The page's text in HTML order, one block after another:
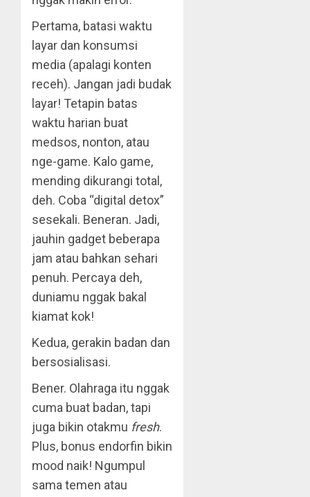
Pertama, batasi waktu
layar dan konsumsi
media (apalagi konten
receh). Jangan jadi budak
layar! Tetapin batas
waktu harian buat
medsos, nonton, atau
nge-game. Kalo game,
mending dikurangi total,
deh. Coba “digital detox”
sesekali. Beneran. Jadi,
jauhin gadget beberapa
jam atau bahkan sehari
penuh. Percaya deh,
duniamu nggak bakal
kiamat kok!
Kedua, gerakin badan dan
bersosialisasi.
Bener. Olahraga itu nggak
cuma buat badan, tapi
juga bikin otakmu fresh.
Plus, bonus endorfin bikin
mood naik! Ngumpul
sama temen atau